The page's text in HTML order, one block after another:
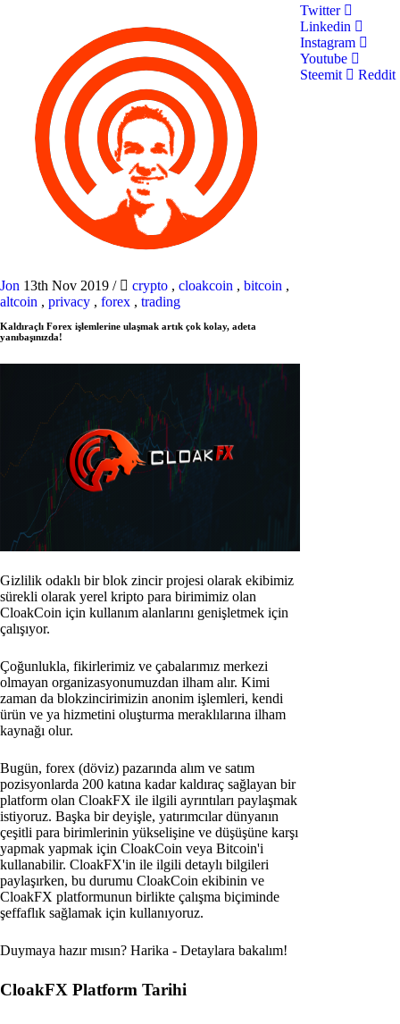
Jon 13th Nov 2019 / crypto , cloakcoin , bitcoin ,
altcoin , privacy , forex , trading
Kaldıraçlı Forex işlemlerine ulaşmak artık çok kolay, adeta
yanıbaşınızda!
Gizlilik odaklı bir blok zincir projesi olarak ekibimiz
sürekli olarak yerel kripto para birimimiz olan
CloakCoin için kullanım alanlarını genişletmek için
çalışıyor.
Çoğunlukla, fikirlerimiz ve çabalarımız merkezi
olmayan organizasyonumuzdan ilham alır. Kimi
zaman da blokzincirimizin anonim işlemleri, kendi
ürün ve ya hizmetini oluşturma meraklılarına ilham
kaynağı olur.
Bugün, forex (döviz) pazarında alım ve satım
pozisyonlarda 200 katına kadar kaldıraç sağlayan bir
platform olan CloakFX ile ilgili ayrıntıları paylaşmak
istiyoruz. Başka bir deyişle, yatırımcılar dünyanın
çeşitli para birimlerinin yükselişine ve düşüşüne karşı
yapmak yapmak için CloakCoin veya Bitcoin'i
kullanabilir. CloakFX'in ile ilgili detaylı bilgileri
paylaşırken, bu durumu CloakCoin ekibinin ve
CloakFX platformunun birlikte çalışma biçiminde
şeffaflık sağlamak için kullanıyoruz.
Duymaya hazır mısın? Harika - Detaylara bakalım!
CloakFX Platform Tarihi
Twitter
Linkedin
Instagram
Youtube
Steemit
Reddit